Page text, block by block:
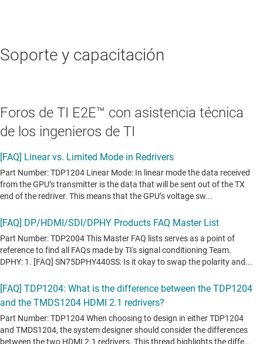
Soporte y capacitación
Foros de TI E2E™ con asistencia técnica
de los ingenieros de TI